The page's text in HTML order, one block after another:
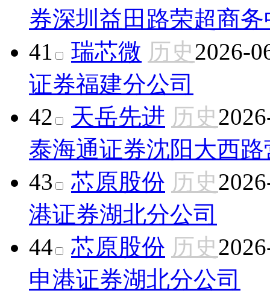
券深圳益田路荣超商
41
瑞芯微 历史2026-
证券福建分公司
42
天岳先进 历史
泰海通证券沈阳大西
43
芯原股份 历史
港证券湖北分公司
44
芯原股份 历史
申港证券湖北分公司